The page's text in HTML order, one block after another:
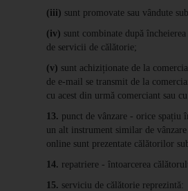
(iii) sunt promovate sau vândute
(iv) sunt combinate după
de servicii de călătorie;
(v) sunt achiziționate de la
de e-mail se transmit de la
cu acest din urmă comerciant sau
13. punct de vânzare - orice spațiu
un alt instrument similar de
online sunt prezentate călătorilor
14. repatriere - întoarcerea
15. serviciu de călătorie reprezintă: